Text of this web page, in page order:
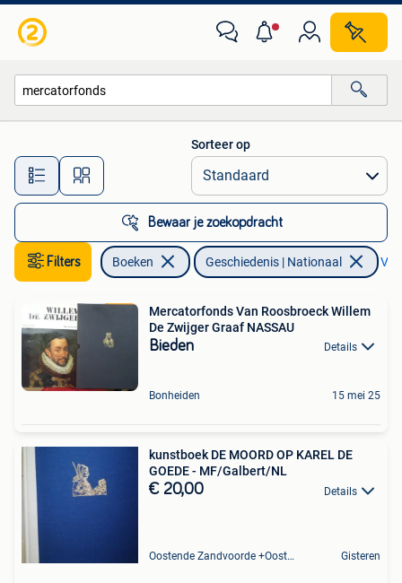
Alle afstanden…
Sorteer op
Bewaar je zoekopdracht
Filters Boeken Geschiedenis | Nationaal
Mercatorfonds Van Roosbroeck Willem
De Zwijger Graaf NASSAU
Bieden Details
Bonheiden 15 mei 25
kunstboek DE MOORD OP KAREL DE
GOEDE - MF/Galbert/NL
€ 20,00 Details
Oostende Zandvoorde +Oostende Gisteren